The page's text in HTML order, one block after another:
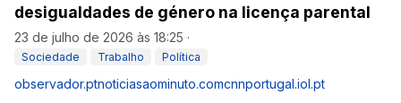
desigualdades de género na licença parental
23 de julho de 2026 às 18:25 ·
Sociedade Trabalho Política
observador.ptnoticiasaominuto.comcnnportugal.iol.pt